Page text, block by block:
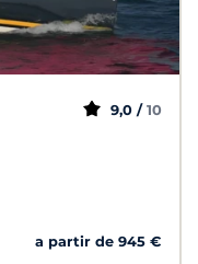
9,0 / 10
a partir de 945 €